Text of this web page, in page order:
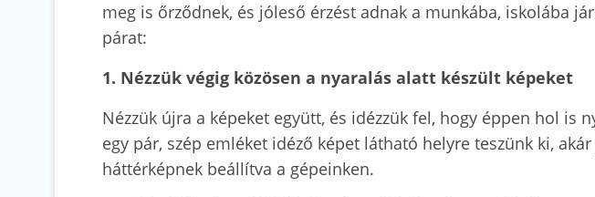
meg is őrződnek, és jóleső érzést adnak a munkába, iskolába
párat:
1. Nézzük végig közösen a nyaralás alatt készült képeket
Nézzük újra a képeket együtt, és idézzük fel, hogy éppen hol
egy pár, szép emléket idéző képet látható helyre teszünk ki,
háttérképnek beállítva a gépeinken.